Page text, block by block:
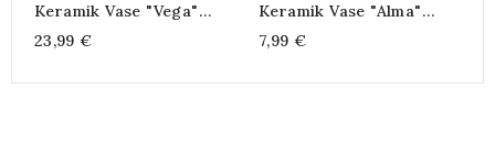
Keramik Vase "Vega"
Schwarz/matt Groß
23,99 €
Keramik Vase "Alma"
Creme
7,99 €